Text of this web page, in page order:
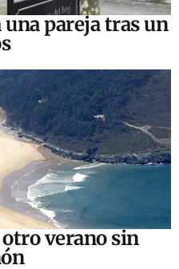
una pareja tras un
otro verano sin